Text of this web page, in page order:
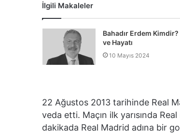
İlgili Makaleler
Bahadır Erdem
ve Hayatı
10 Mayıs 2024
22 Ağustos 2013 tarihinde Real
veda etti. Maçın ilk yarısında
dakikada Real Madrid adına bir